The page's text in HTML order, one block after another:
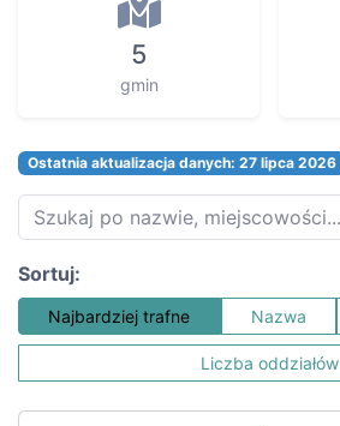
5
gmin
Ostatnia aktualizacja danych: 27 lipca 2026
Sortuj:
Najbardziej trafne Nazwa
Liczba oddziałów